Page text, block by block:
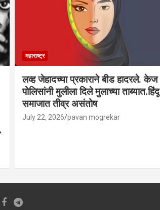
महाराष्ट्र
लव्ह जेहादच्या प्रकाराने बीड हादरले. केज
पोलिसांनी मुलीला दिले मुलाच्या ताब्यात.हिंदू
समाजात तीव्र असंतोष
July 22, 2026 pavan mogrekar